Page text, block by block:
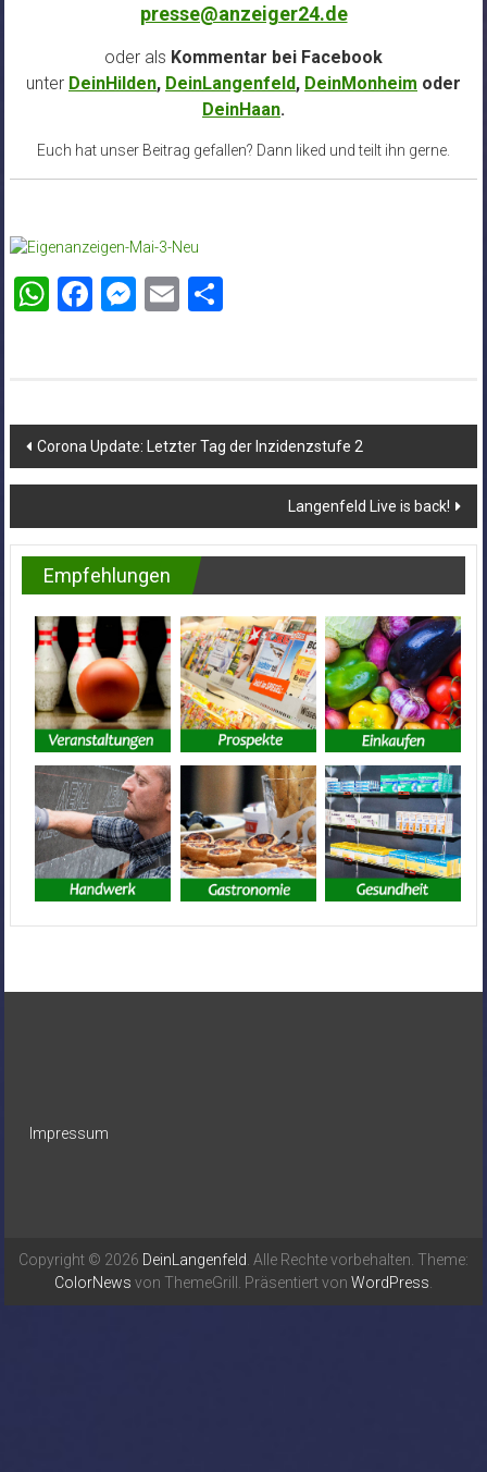
presse@anzeiger24.de
oder als Kommentar bei Facebook
unter DeinHilden, DeinLangenfeld, DeinMonheim oder
DeinHaan.
Euch hat unser Beitrag gefallen? Dann liked und teilt ihn gerne.
WhatsApp
Facebook
Messenger
EmailTeilen
Beitragsnavigation
Corona Update: Letzter Tag der Inzidenzstufe 2
Langenfeld Live is back!
Empfehlungen
Impressum
Copyright © 2026 DeinLangenfeld. Alle Rechte vorbehalten. Theme:
ColorNews von ThemeGrill. Präsentiert von WordPress.